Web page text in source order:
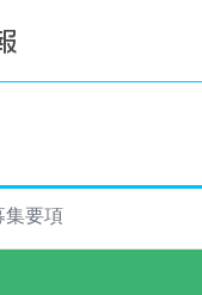
集要項